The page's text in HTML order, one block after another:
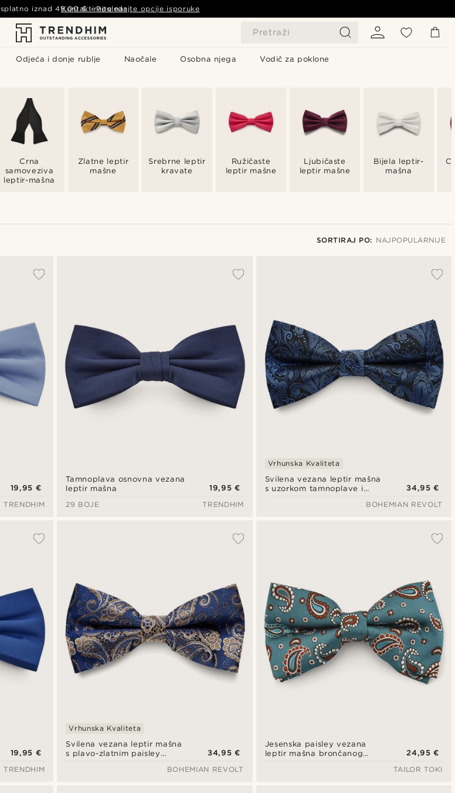
Pretraži
Odjeća i donje rublje Naočale Osobna njega Vodič za poklone
iznad49,00 € - Pogledajte opcije isporuke
Kontaktirajte nas
Crna
samoveziva
leptir-mašna
Zlatne leptir
mašne
Srebrne leptir
kravate
Ružičaste
leptir mašne
Ljubičaste
leptir mašne
Bijela leptir-
mašna
SORTIRAJ PO: NAJPOPULARNIJE
19,95 €
TRENDHIM
Tamnoplava osnovna vezana
leptir mašna
19,95 €
29 BOJE
TRENDHIM
Svilena vezana leptir mašna
s uzorkom tamnoplave i
Vrhunska Kvaliteta
34,95 €
BOHEMIAN REVOLT
19,95 €
TRENDHIM
Svilena vezana leptir mašna
s plavo-zlatnim paisley
Vrhunska Kvaliteta
34,95 €
BOHEMIAN REVOLT
Jesenska paisley vezana
leptir mašna brončanog
24,95 €
TAILOR TOKI